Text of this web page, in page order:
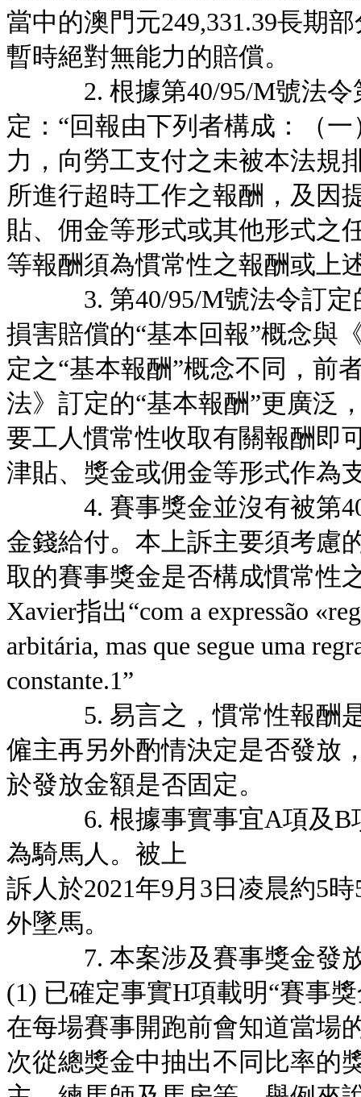
當中的澳門元249,331.39長期
暫時絕對無能力的賠償。
2. 根據第40/95/M號法令第
定：“回報由下列者構成：（
力，向勞工支付之未被本法規
所進行超時工作之報酬，及因
貼、佣金等形式或其他形式之
等報酬須為慣常性之報酬或上
3. 第40/95/M號法令訂定的
損害賠償的“基本回報”概念與
定之“基本報酬”概念不同，前
法》訂定的“基本報酬”更廣泛
要工人慣常性收取有關報酬即
津貼、獎金或佣金等形式作為
4. 賽事獎金並沒有被第40/
金錢給付。本上訴主要須考慮
取的賽事獎金是否構成慣常性
Xavier指出“com a expressão
arbitária, mas que segue uma
constante.1”
5. 易言之，慣常性報酬是
僱主再另外酌情決定是否發放
於發放金額是否固定。
6. 根據事實事宜A項及B項
為騎馬人。被上
訴人於2021年9月3日凌晨約5
外墜馬。
7. 本案涉及賽事獎金發放
(1) 已確定事實H項載明“賽事
在每場賽事開跑前會知道當場
次從總獎金中抽出不同比率的